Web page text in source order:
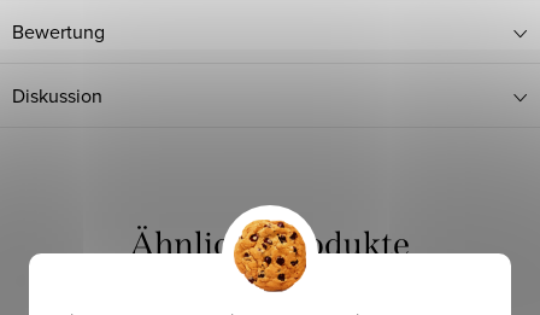
Bewertung
Diskussion